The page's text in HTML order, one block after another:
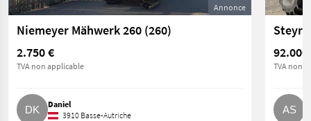
Annonce
Niemeyer Mähwerk 260 (260)
2.750 €
TVA non applicable
Daniel
3910 Basse-Autriche
Steyr
92.000
TVA non